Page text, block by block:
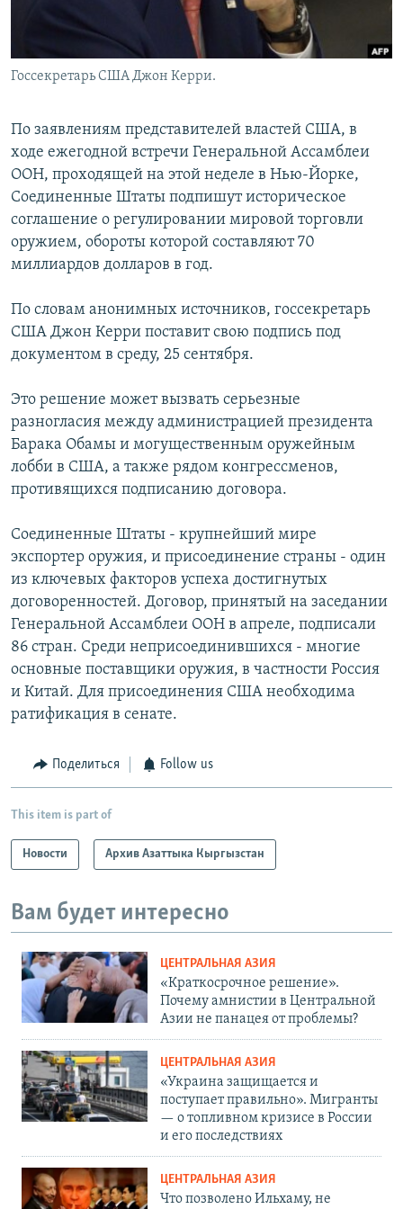
Госсекретарь США Джон Керри.
По заявлениям представителей властей США, в
ходе ежегодной встречи Генеральной Ассамблеи
ООН, проходящей на этой неделе в Нью-Йорке,
Соединенные Штаты подпишут историческое
соглашение о регулировании мировой торговли
оружием, обороты которой составляют 70
миллиардов долларов в год.
По словам анонимных источников, госсекретарь
США Джон Керри поставит свою подпись под
документом в среду, 25 сентября.
Это решение может вызвать серьезные
разногласия между администрацией президента
Барака Обамы и могущественным оружейным
лобби в США, а также рядом конгрессменов,
противящихся подписанию договора.
Соединенные Штаты - крупнейший мире
экспортер оружия, и присоединение страны - один
из ключевых факторов успеха достигнутых
договоренностей. Договор, принятый на заседании
Генеральной Ассамблеи ООН в апреле, подписали
86 стран. Среди неприсоединившихся - многие
основные поставщики оружия, в частности Россия
и Китай. Для присоединения США необходима
ратификация в сенате.
Поделиться Follow us
This item is part of
Новости Архив Азаттыка Кыргызстан
Вам будет интересно
ЦЕНТРАЛЬНАЯ АЗИЯ
«Краткосрочное решение».
Почему амнистии в Центральной
Азии не панацея от проблемы?
ЦЕНТРАЛЬНАЯ АЗИЯ
«Украина защищается и
поступает правильно». Мигранты
— о топливном кризисе в России
и его последствиях
ЦЕНТРАЛЬНАЯ АЗИЯ
Что позволено Ильхаму, не